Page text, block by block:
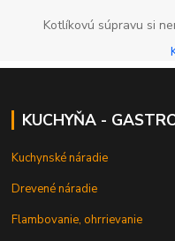
Kotlíkovú súpravu si
KUCHYŇA -
Kuchynské náradie
Drevené náradie
Flambovanie, ohrrievanie